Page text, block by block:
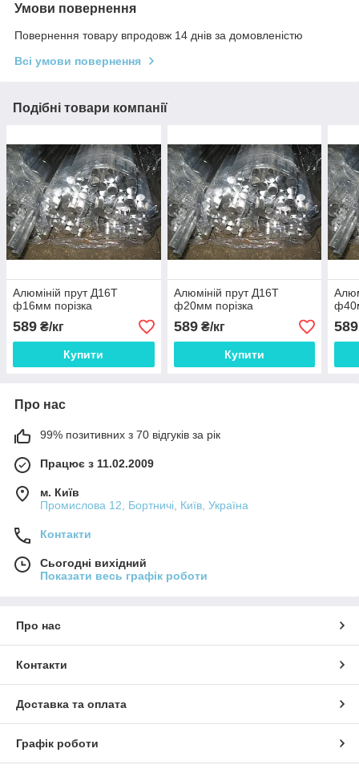
Умови повернення
Повернення товару впродовж 14 днів за домовленістю
Всі умови повернення
Подібні товари компанії
Алюміній прут Д16Т
ф16мм порізка
589 ₴/кг
Купити
Алюміній прут Д16Т
ф20мм порізка
589₴/кг
Купити
589
Про нас
99% позитивних з 70 відгуків за рік
Працює з 11.02.2009
м. Київ
Промислова 12, Бортничі, Київ, Україна
Контакти
Сьогодні вихідний
Показати весь графік роботи
Про нас
Контакти
Доставка та оплата
Графік роботи